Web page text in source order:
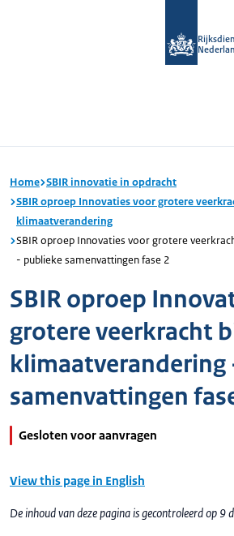
Home SBIR innovatie in opdracht
SBIR oproep Innovaties voor grotere
klimaatverandering
SBIR oproep Innovaties voor grotere
- publieke samenvattingen fase 2
SBIR oproep
grotere veerkracht
klimaatverandering
samenvattingen
Gesloten voor aanvragen
View this page in English
De inhoud van deze pagina is gecontroleerd op 9